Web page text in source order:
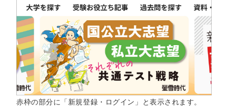
赤枠の部分に「新規登録・ログイン」と表示されます。